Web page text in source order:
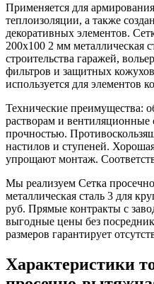
Применяется для
теплоизоляции, а также
декоративных элементов.
200х100 2 мм металлическая
строительства гаражей,
фильтров и защитных
используется для элементов
Технические преимущества:
растворам и вентиляционные
прочностью.
настилов и ступеней.
упрощают монтаж.
Мы реализуем Сетка
металлическая сталь 3 для
руб. Прямые контракты с
выгодные цены без
размеров гарантирует
Характеристики